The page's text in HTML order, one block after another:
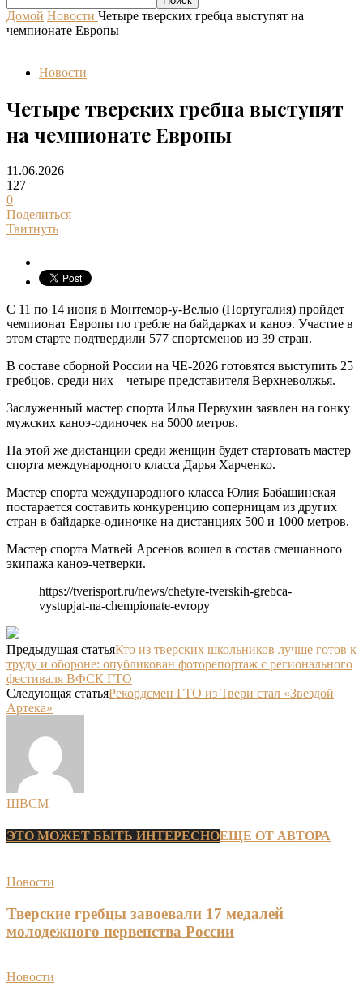
Домой Новости Четыре тверских гребца выступят на
чемпионате Европы
Новости
Четыре тверских гребца выступят
на чемпионате Европы
11.06.2026
127
0
Поделиться
Твитнуть
С 11 по 14 июня в Монтемор-у-Велью (Португалия) пройдет
чемпионат Европы по гребле на байдарках и каноэ. Участие в
этом старте подтвердили 577 спортсменов из 39 стран.
В составе сборной России на ЧЕ-2026 готовятся выступить 25
гребцов, среди них – четыре представителя Верхневолжья.
Заслуженный мастер спорта Илья Первухин заявлен на гонку
мужских каноэ-одиночек на 5000 метров.
На этой же дистанции среди женщин будет стартовать мастер
спорта международного класса Дарья Харченко.
Мастер спорта международного класса Юлия Бабашинская
постарается составить конкуренцию соперницам из других
стран в байдарке-одиночке на дистанциях 500 и 1000 метров.
Мастер спорта Матвей Арсенов вошел в состав смешанного
экипажа каноэ-четверки.
https://tverisport.ru/news/chetyre-tverskih-grebca-
vystupjat-na-chempionate-evropy
Предыдущая статьяКто из тверских школьников лучше готов к
труду и обороне: опубликован фоторепортаж с регионального
фестиваля ВФСК ГТО
Следующая статьяРекордсмен ГТО из Твери стал «Звездой
Артека»
ШВСМ
ЭТО МОЖЕТ БЫТЬ ИНТЕРЕСНОЕЩЕ ОТ АВТОРА
Новости
Тверские гребцы завоевали 17 медалей
молодежного первенства России
Новости